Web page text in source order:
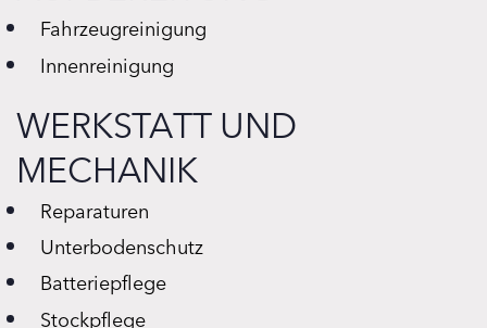
Fahrzeugreinigung
Innenreinigung
WERKSTATT UND
MECHANIK
Reparaturen
Unterbodenschutz
Batteriepflege
Stockpflege